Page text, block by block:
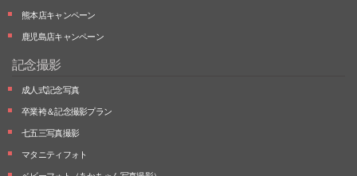
熊本店キャンペーン
鹿児島店キャンペーン
記念撮影
成人式記念写真
卒業袴＆記念撮影プラン
七五三写真撮影
マタニティフォト